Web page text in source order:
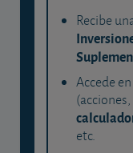
Recibe
Accede
etc.